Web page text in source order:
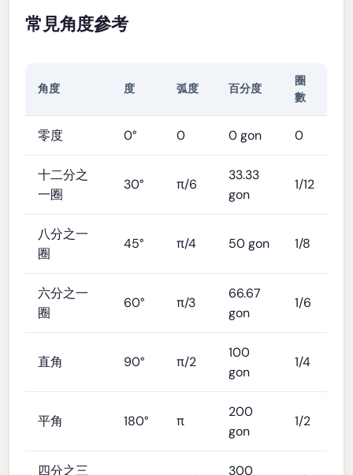
常見角度參考
角度 度 弧度 百分度
圈
數
零度 0° 0 0 gon 0
十二分之
一圈
30° π/6
33.33
gon
1/12
八分之一
圈
45° π/4 50 gon 1/8
六分之一
圈
60° π/3
66.67
gon
1/6
直角 90° π/2
100
gon
1/4
平角 180° π
200
gon
1/2
四分之三 300